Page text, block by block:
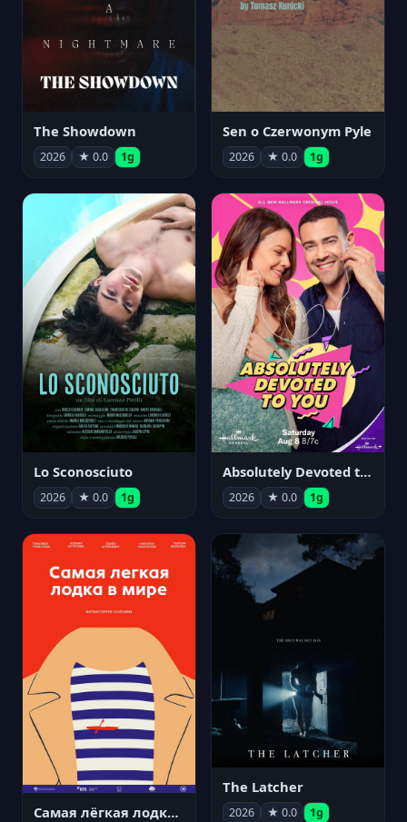
The Showdown
2026 ★ 0.0 1g
Sen o Czerwonym Pyle
2026 ★ 0.0 1g
Lo Sconosciuto
2026 ★ 0.0 1g
Absolutely Devoted to You
2026 ★ 0.0 1g
Самая лёгкая лодка в мире
The Latcher
2026 ★ 0.0 1g